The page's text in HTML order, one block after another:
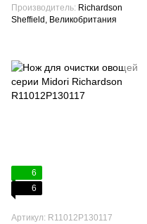
Производитель Richardson
Sheffield, Великобритания
6
6
Артикул: R11012P130117